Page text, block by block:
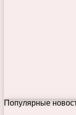
Популярные